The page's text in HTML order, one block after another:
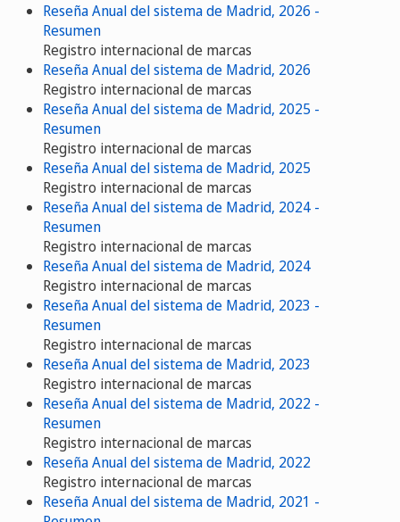
Reseña Anual del sistema de Madrid, 2026 -
Resumen
Registro internacional de marcas
Reseña Anual del sistema de Madrid, 2026
Registro internacional de marcas
Reseña Anual del sistema de Madrid, 2025 -
Resumen
Registro internacional de marcas
Reseña Anual del sistema de Madrid, 2025
Registro internacional de marcas
Reseña Anual del sistema de Madrid, 2024 -
Resumen
Registro internacional de marcas
Reseña Anual del sistema de Madrid, 2024
Registro internacional de marcas
Reseña Anual del sistema de Madrid, 2023 -
Resumen
Registro internacional de marcas
Reseña Anual del sistema de Madrid, 2023
Registro internacional de marcas
Reseña Anual del sistema de Madrid, 2022 -
Resumen
Registro internacional de marcas
Reseña Anual del sistema de Madrid, 2022
Registro internacional de marcas
Reseña Anual del sistema de Madrid, 2021 -